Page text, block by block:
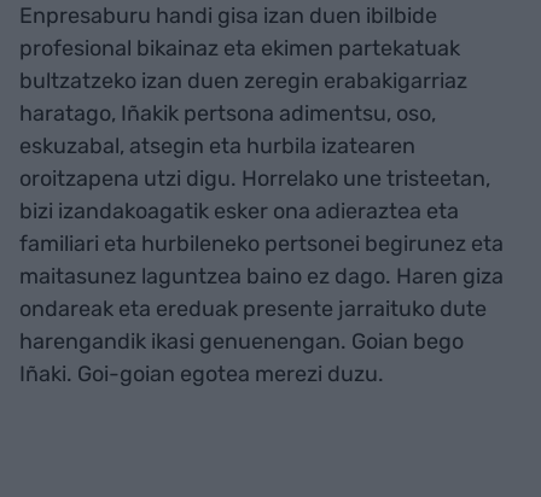
Enpresaburu handi gisa izan duen ibilbide
profesional bikainaz eta ekimen partekatuak
bultzatzeko izan duen zeregin erabakigarriaz
haratago, Iñakik pertsona adimentsu, oso,
eskuzabal, atsegin eta hurbila izatearen
oroitzapena utzi digu. Horrelako une tristeetan,
bizi izandakoagatik esker ona adieraztea eta
familiari eta hurbileneko pertsonei begirunez eta
maitasunez laguntzea baino ez dago. Haren giza
ondareak eta ereduak presente jarraituko dute
harengandik ikasi genuenengan. Goian bego
Iñaki. Goi-goian egotea merezi duzu.